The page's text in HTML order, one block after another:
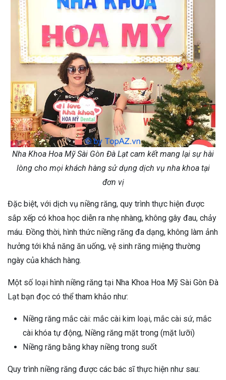
Nha Khoa Hoa Mỹ Sài Gòn Đà Lạt cam kết mang lại sự hài
lòng cho mọi khách hàng sử dụng dịch vụ nha khoa tại
đơn vị
Đặc biệt, với dịch vụ niềng răng, quy trình thực hiện được
sắp xếp có khoa học diễn ra nhẹ nhàng, không gây đau, chảy
máu. Đồng thời, hình thức niềng răng đa dạng, không làm ảnh
hưởng tới khả năng ăn uống, vệ sinh răng miệng thường
ngày của khách hàng.
Một số loại hình niềng răng tại Nha Khoa Hoa Mỹ Sài Gòn Đà
Lạt bạn đọc có thể tham khảo như:
Niềng răng mắc cài: mắc cài kim loại, mắc cài sứ, mắc
cài khóa tự động, Niềng răng mặt trong (mặt lưỡi)
Niềng răng bằng khay niềng trong suốt
Quy trình niềng răng được các bác sĩ thực hiện như sau: